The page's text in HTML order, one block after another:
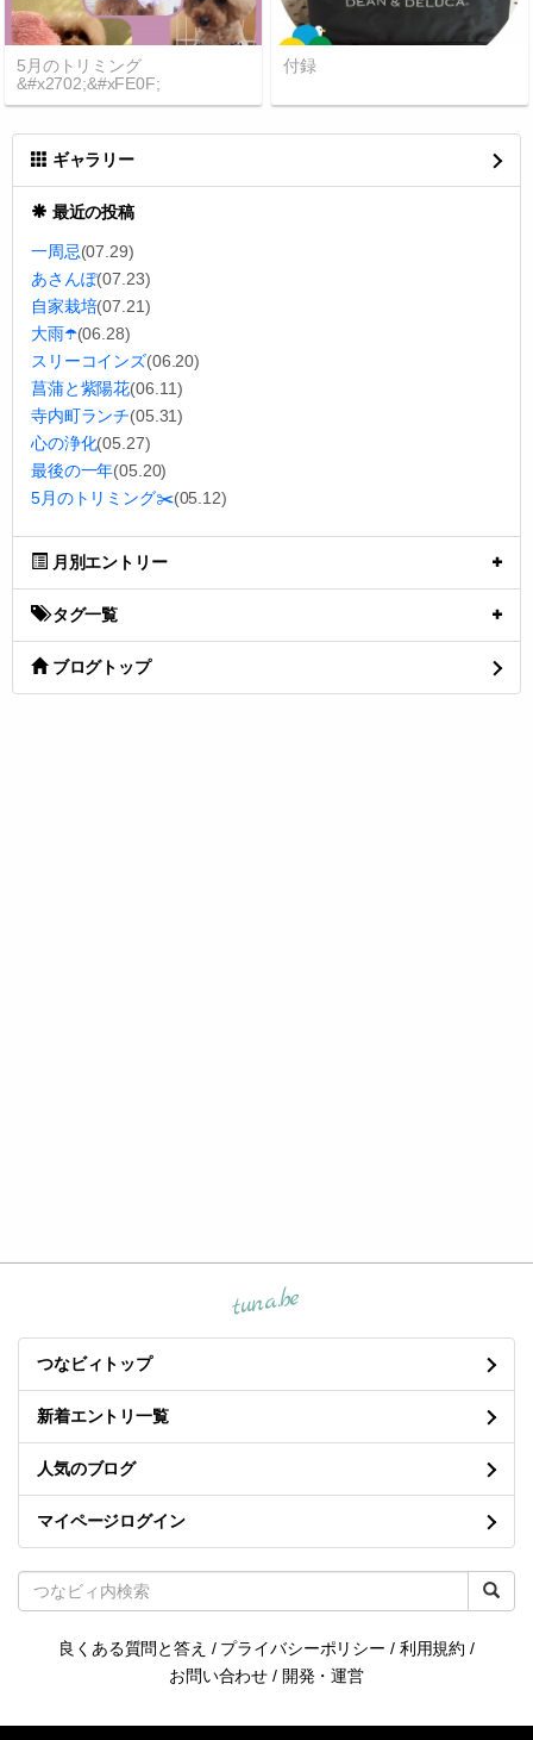
5月のトリミング
&#x2702;&#xFE0F;
付録
ギャラリー
最近の投稿
一周忌(07.29)
あさんぽ(07.23)
自家栽培(07.21)
大雨☂️(06.28)
スリーコインズ(06.20)
菖蒲と紫陽花(06.11)
寺内町ランチ(05.31)
心の浄化(05.27)
最後の一年(05.20)
5月のトリミング✂️(05.12)
月別エントリー
タグ一覧
ブログトップ
tuna.be
つなビィトップ
新着エントリ一覧
人気のブログ
マイページログイン
良くある質問と答え / プライバシーポリシー / 利用規約 /
お問い合わせ / 開発・運営